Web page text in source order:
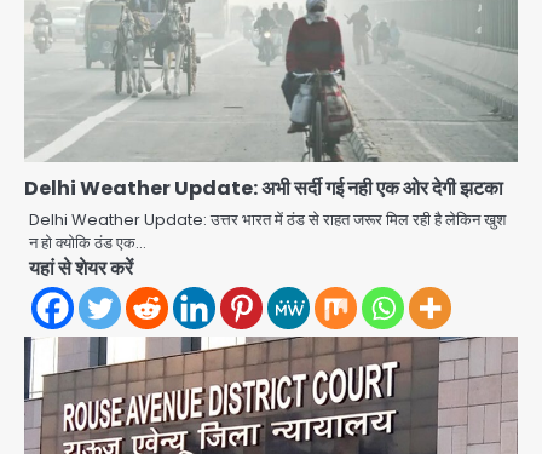
Delhi Weather Update: अभी सर्दी गई नही एक ओर देगी झटका
Delhi Weather Update: उत्तर भारत में ठंड से राहत जरूर मिल रही है लेकिन खुश
न हो क्योकि ठंड एक…
यहां से शेयर करें
2
अब पहला स्थान हासिल करना लक्ष्य: डीएम
Team JHJ
28 साल बाद कानून के शिकंजे में आया हत्या का
फरार आरोपी
Team JHJ